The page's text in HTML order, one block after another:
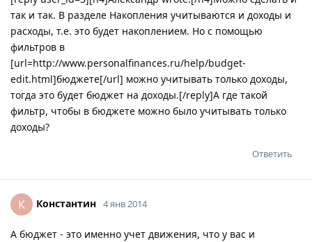
так и так. В разделе Накопления учитываются и доходы и
расходы, т.е. это будет накоплением. Но с помощью
фильтров в
[url=http://www.personalfinances.ru/help/budget-
edit.html]бюджете[/url] можно учитывать только доходы,
тогда это будет бюджет на доходы.[/reply]А где такой
фильтр, чтобы в бюджете можно было учитывать только
доходы?
Ответить
К Константин 4 янв 2014
А бюджет - это именно учет движения, что у вас и